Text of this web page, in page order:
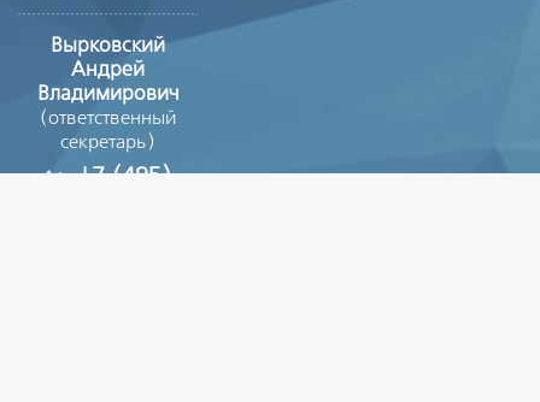
Вырковский
Андрей
Владимирович
(ответственный
секретарь)
+7 (495)